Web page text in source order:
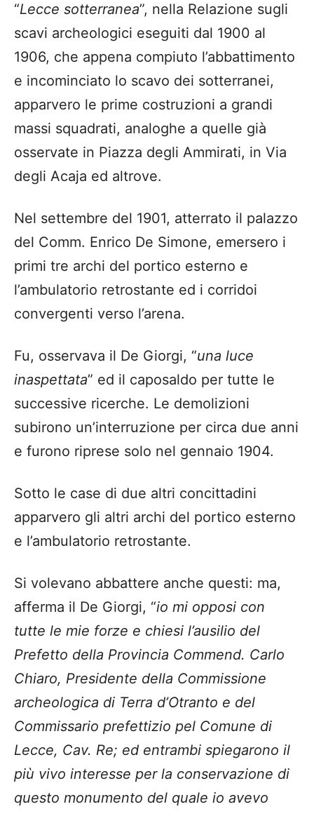
“Lecce sotterranea”, nella Relazione sugli
scavi archeologici eseguiti dal 1900 al
1906, che appena compiuto l’abbattimento
e incominciato lo scavo dei sotterranei,
apparvero le prime costruzioni a grandi
massi squadrati, analoghe a quelle già
osservate in Piazza degli Ammirati, in Via
degli Acaja ed altrove.
Nel settembre del 1901, atterrato il palazzo
del Comm. Enrico De Simone, emersero i
primi tre archi del portico esterno e
l’ambulatorio retrostante ed i corridoi
convergenti verso l’arena.
Fu, osservava il De Giorgi, “una luce
inaspettata” ed il caposaldo per tutte le
successive ricerche. Le demolizioni
subirono un’interruzione per circa due anni
e furono riprese solo nel gennaio 1904.
Sotto le case di due altri concittadini
apparvero gli altri archi del portico esterno
e l’ambulatorio retrostante.
Si volevano abbattere anche questi: ma,
afferma il De Giorgi, “io mi opposi con
tutte le mie forze e chiesi l’ausilio del
Prefetto della Provincia Commend. Carlo
Chiaro, Presidente della Commissione
archeologica di Terra d’Otranto e del
Commissario prefettizio pel Comune di
Lecce, Cav. Re; ed entrambi spiegarono il
più vivo interesse per la conservazione di
questo monumento del quale io avevo